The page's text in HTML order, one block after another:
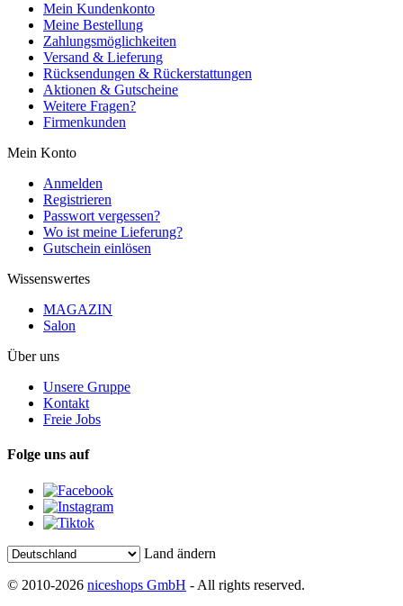
Mein Kundenkonto
Meine Bestellung
Zahlungsmöglichkeiten
Versand & Lieferung
Rücksendungen & Rückerstattungen
Aktionen & Gutscheine
Weitere Fragen?
Firmenkunden
Mein Konto
Anmelden
Registrieren
Passwort vergessen?
Wo ist meine Lieferung?
Gutschein einlösen
Wissenswertes
MAGAZIN
Salon
Über uns
Unsere Gruppe
Kontakt
Freie Jobs
Folge uns auf
Land ändern
© 2010-2026 niceshops GmbH - All rights reserved.